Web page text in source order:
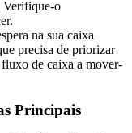
Verifique-o
na sua caixa
precisa de priorizar
de caixa a mover-
Principais